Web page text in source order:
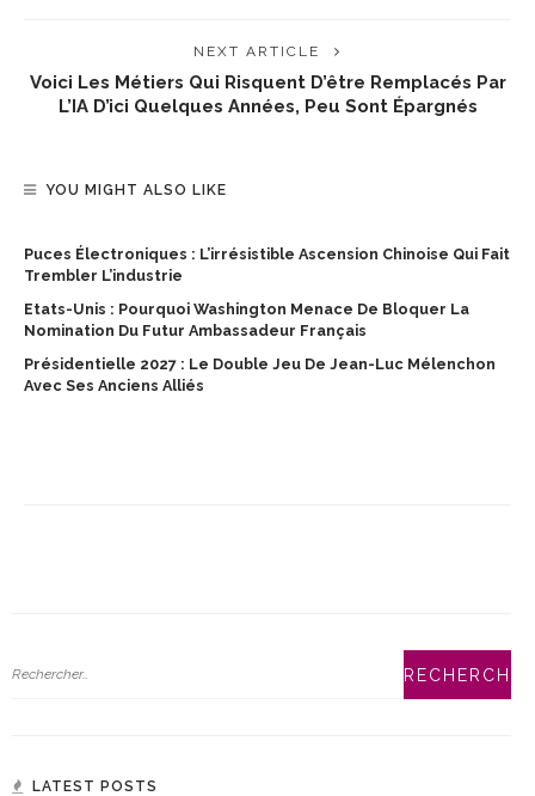
NEXT ARTICLE
Voici Les Métiers Qui Risquent D’être Remplacés Par
L’IA D’ici Quelques Années, Peu Sont Épargnés
YOU MIGHT ALSO LIKE
Puces Électroniques : L’irrésistible Ascension Chinoise Qui Fait
Trembler L’industrie
Etats-Unis : Pourquoi Washington Menace De Bloquer La
Nomination Du Futur Ambassadeur Français
Présidentielle 2027 : Le Double Jeu De Jean-Luc Mélenchon
Avec Ses Anciens Alliés
LATEST POSTS